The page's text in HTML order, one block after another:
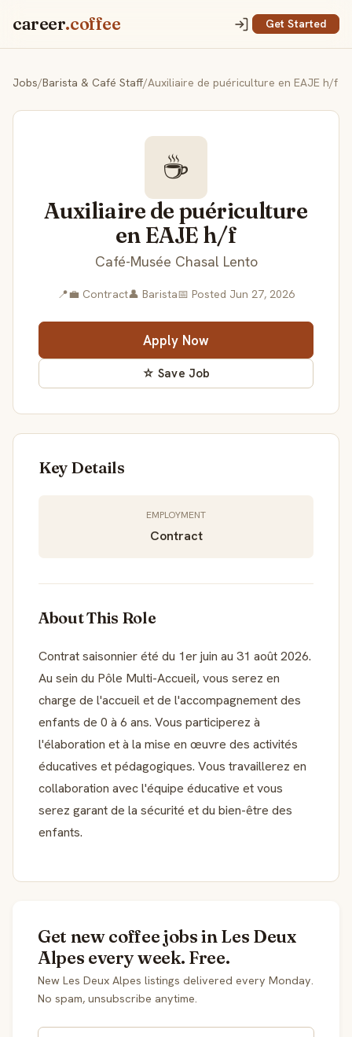
career.coffee Get Started
Jobs/Barista & Café Staff/Auxiliaire de puériculture en EAJE h/f
☕
Auxiliaire de puériculture
en EAJE h/f
Café-Musée Chasal Lento
📍💼 Contract👤 Barista📅 Posted Jun 27, 2026
Apply Now
☆ Save Job
Key Details
EMPLOYMENT
Contract
About This Role
Contrat saisonnier été du 1er juin au 31 août 2026.
Au sein du Pôle Multi-Accueil, vous serez en
charge de l'accueil et de l'accompagnement des
enfants de 0 à 6 ans. Vous participerez à
l'élaboration et à la mise en œuvre des activités
éducatives et pédagogiques. Vous travaillerez en
collaboration avec l'équipe éducative et vous
serez garant de la sécurité et du bien-être des
enfants.
Get new coffee jobs in Les Deux
Alpes every week. Free.
New Les Deux Alpes listings delivered every Monday.
No spam, unsubscribe anytime.